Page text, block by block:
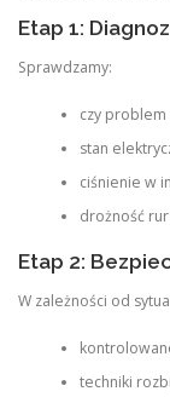
Etap 1:
Sprawdzamy:
czy problem
stan
ciśnienie w
drożność
Etap 2:
W zależności od
techniki